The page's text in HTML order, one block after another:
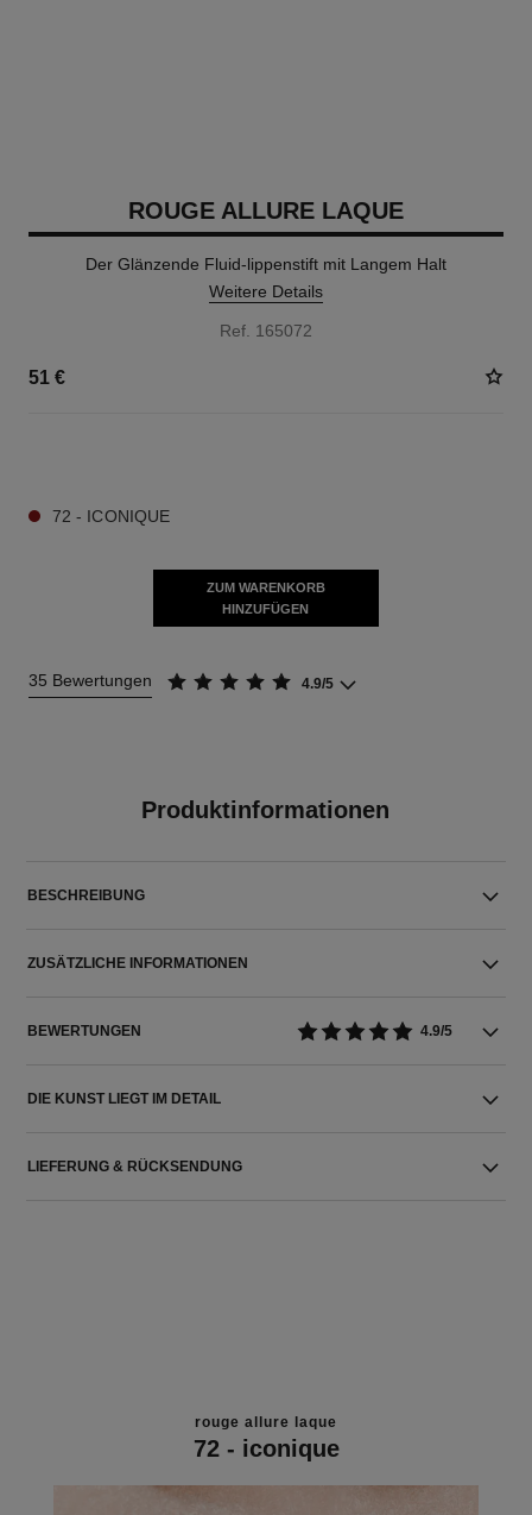
ROUGE ALLURE LAQUE
Der Glänzende Fluid-lippenstift mit Langem Halt
Weitere Details
Ref. 165072
51 €
72 - ICONIQUE
ZUM WARENKORB
HINZUFÜGEN
35 Bewertungen 4.9/5
Produktinformationen
BESCHREIBUNG
ZUSÄTZLICHE INFORMATIONEN
BEWERTUNGEN 4.9/5
DIE KUNST LIEGT IM DETAIL
LIEFERUNG & RÜCKSENDUNG
rouge allure laque
72 - iconique